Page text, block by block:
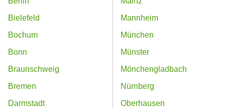
Bielefeld
Bochum
Bonn
Braunschweig
Bremen
Darmstadt
Mannheim
München
Münster
Mönchengladbach
Nürnberg
Oberhausen